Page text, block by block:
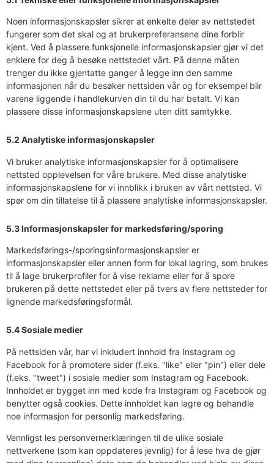
Noen informasjonskapsler sikrer at enkelte deler av nettstedet
fungerer som det skal og at brukerpreferansene dine forblir
kjent. Ved å plassere funksjonelle informasjonskapsler gjør vi det
enklere for deg å besøke nettstedet vårt. På denne måten
trenger du ikke gjentatte ganger å legge inn den samme
informasjonen når du besøker nettsiden vår og for eksempel blir
varene liggende i handlekurven din til du har betalt. Vi kan
plassere disse informasjonskapslene uten ditt samtykke.
5.2 Analytiske informasjonskapsler
Vi bruker analytiske informasjonskapsler for å optimalisere
nettsted opplevelsen for våre brukere. Med disse analytiske
informasjonskapslene for vi innblikk i bruken av vårt nettsted. Vi
spør om din tillatelse til å plassere analytiske informasjonskapsler.
5.3 Informasjonskapsler for markedsføring/sporing
Markedsførings-/sporingsinformasjonskapsler er
informasjonskapsler eller annen form for lokal lagring, som brukes
til å lage brukerprofiler for å vise reklame eller for å spore
brukeren på dette nettstedet eller på tvers av flere nettsteder for
lignende markedsføringsformål.
5.4 Sosiale medier
På nettsiden vår, har vi inkludert innhold fra Instagram og
Facebook for å promotere sider (f.eks. "like" eller "pin") eller dele
(f.eks. "tweet") i sosiale medier som Instagram og Facebook.
Innholdet er bygget inn med kode fra Instagram og Facebook og
benytter også cookies. Dette innholdet kan lagre og behandle
noe informasjon for personlig markedsføring.
Vennligst les personvernerklæringen til de ulike sosiale
nettverkene (som kan oppdateres jevnlig) for å lese hva de gjør